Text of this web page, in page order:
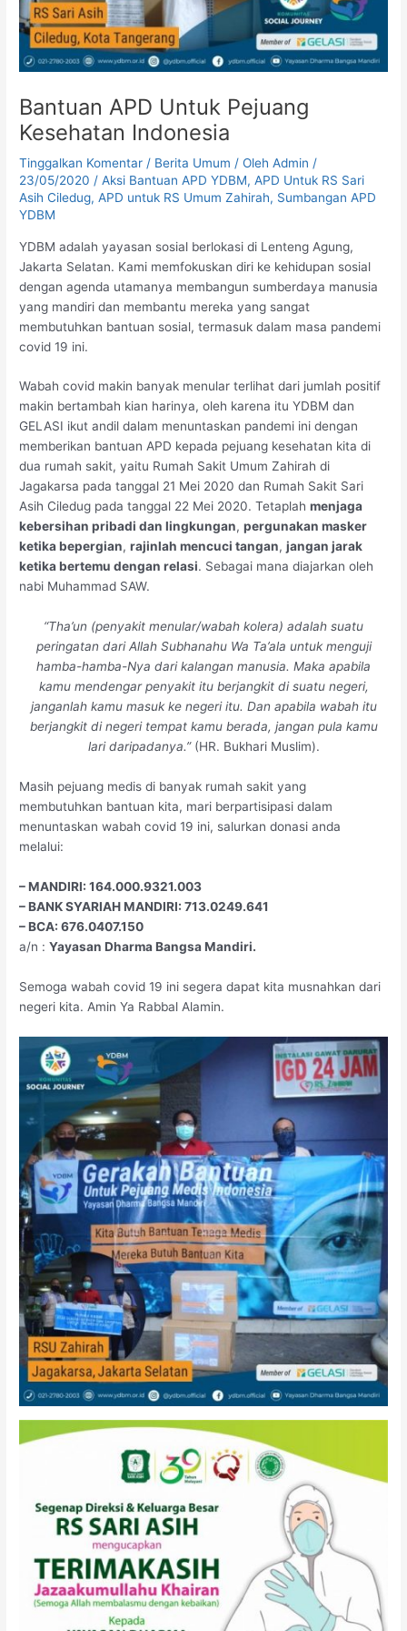
Bantuan APD Untuk Pejuang
Kesehatan Indonesia
Tinggalkan Komentar / Berita Umum / OlehAdmin /
23/05/2020 /Aksi Bantuan APD YDBM,APD Untuk RS Sari
Asih Ciledug,APD untuk RS Umum Zahirah, Sumbangan APD
YDBM
YDBM adalah yayasan sosial berlokasi di Lenteng Agung,
Jakarta Selatan. Kami memfokuskan diri ke kehidupan sosial
dengan agenda utamanya membangun sumberdaya manusia
yang mandiri dan membantu mereka yang sangat
membutuhkan bantuan sosial, termasuk dalam masa pandemi
covid 19 ini.
Wabah covid makin banyak menular terlihat dari jumlah positif
makin bertambah kian harinya, oleh karena itu YDBM dan
GELASI ikut andil dalam menuntaskan pandemi ini dengan
memberikan bantuan APD kepada pejuang kesehatan kita di
dua rumah sakit, yaitu Rumah Sakit Umum Zahirah di
Jagakarsa pada tanggal 21 Mei 2020 dan Rumah Sakit Sari
Asih Ciledug pada tanggal 22 Mei 2020. Tetaplahmenjaga
kebersihan pribadi dan lingkungan,pergunakan masker
ketika bepergian,rajinlah mencuci tangan,jangan jarak
ketika bertemu dengan relasi. Sebagai mana diajarkan oleh
nabi Muhammad SAW.
“Tha’un (penyakit menular/wabah kolera) adalah suatu
peringatan dari Allah Subhanahu Wa Ta’ala untuk menguji
hamba-hamba-Nya dari kalangan manusia. Maka apabila
kamu mendengar penyakit itu berjangkit di suatu negeri,
janganlah kamu masuk ke negeri itu. Dan apabila wabah itu
berjangkit di negeri tempat kamu berada, jangan pula kamu
lari daripadanya.”(HR. Bukhari Muslim).
Masih pejuang medis di banyak rumah sakit yang
membutuhkan bantuan kita, mari berpartisipasi dalam
menuntaskan wabah covid 19 ini, salurkan donasi anda
melalui:
– MANDIRI: 164.000.9321.003
– BANK SYARIAH MANDIRI: 713.0249.641
– BCA: 676.0407.150
a/n :Yayasan Dharma Bangsa Mandiri.
Semoga wabah covid 19 ini segera dapat kita musnahkan dari
negeri kita. Amin Ya Rabbal Alamin.